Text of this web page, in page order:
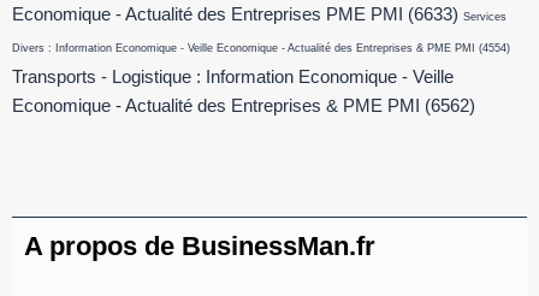
Economique - Actualité des Entreprises PME PMI
(6633) Services
Divers : Information Economique - Veille Economique - Actualité des Entreprises & PME PMI (4554)
Transports - Logistique : Information Economique - Veille
Economique - Actualité des Entreprises & PME PMI
(6562)
A propos de BusinessMan.fr